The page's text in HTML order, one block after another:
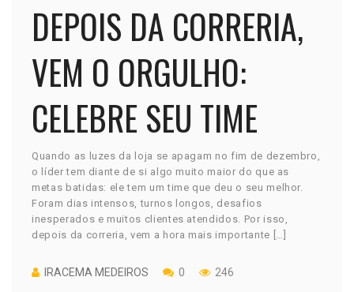
DEPOIS DA CORRERIA,
VEM O ORGULHO:
CELEBRE SEU TIME
Quando as luzes da loja se apagam no fim de dezembro,
o líder tem diante de si algo muito maior do que as
metas batidas: ele tem um time que deu o seu melhor.
Foram dias intensos, turnos longos, desafios
inesperados e muitos clientes atendidos. Por isso,
depois da correria, vem a hora mais importante […]
IRACEMA MEDEIROS 0 246